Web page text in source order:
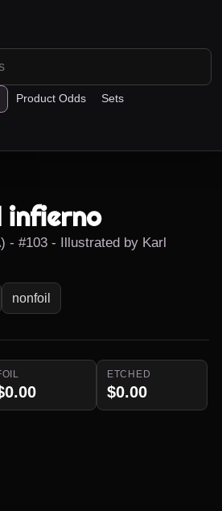
Product Odds Sets
infierno
- #103 - Illustrated by Karl
nonfoil
ETCHED
$0.00